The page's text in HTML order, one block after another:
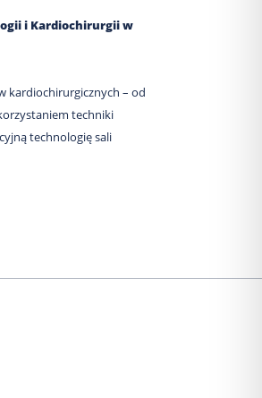
i Kardiochirurgii w
kardiochirurgicznych – od
techniki
technologię sali